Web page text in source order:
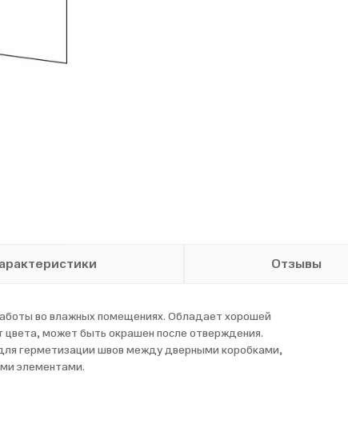
Отзывы
во влажных помещениях. Обладает хорошей
цвета, может быть окрашен после отверждения.
герметизации швов между дверными коробками,
элементами.